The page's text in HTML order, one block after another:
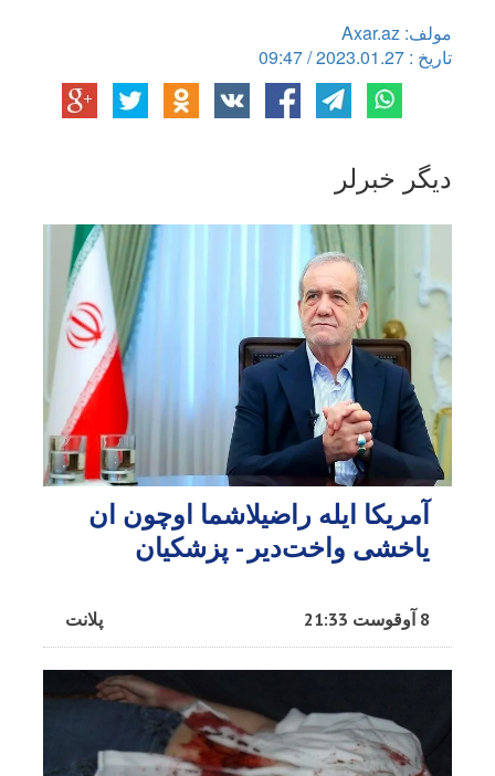
مولف: Axar.az
تاریخ : 2023.01.27 / 09:47
دیگر خبرلر
آمریکا ایله راضیلاشما اوچون ان
یاخشی واخت‌دیر - پزشکیان
پلانت 8 آوقوست 21:33